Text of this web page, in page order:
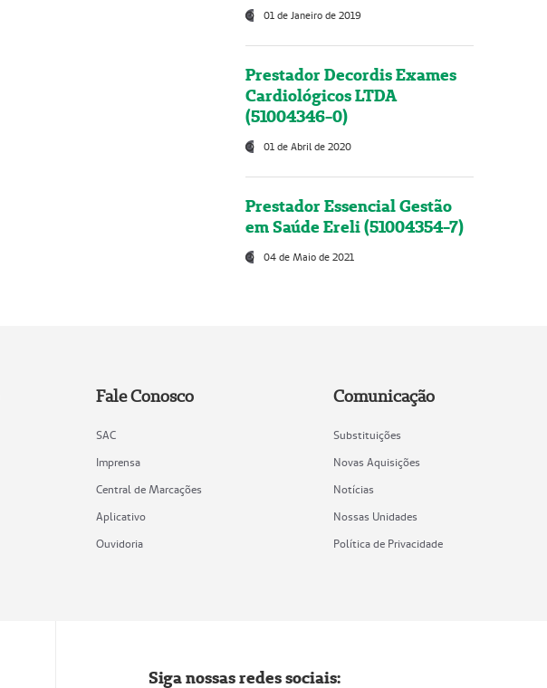
01 de Janeiro de 2019
Prestador Decordis Exames
Cardiológicos LTDA
(51004346-0)
01 de Abril de 2020
Prestador Essencial Gestão
em Saúde Ereli (51004354-7)
04 de Maio de 2021
Fale Conosco
SAC
Imprensa
Central de Marcações
Aplicativo
Ouvidoria
Comunicação
Substituições
Novas Aquisições
Notícias
Nossas Unidades
Política de Privacidade
Siga nossas redes sociais: